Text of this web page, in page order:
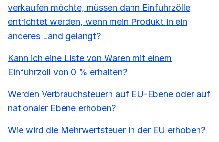
verkaufen möchte, müssen dann Einfuhrzölle
entrichtet werden, wenn mein Produkt in ein
anderes Land gelangt?
Kann ich eine Liste von Waren mit einem
Einfuhrzoll von 0 % erhalten?
Werden Verbrauchsteuern auf EU-Ebene oder auf
nationaler Ebene erhoben?
Wie wird die Mehrwertsteuer in der EU erhoben?